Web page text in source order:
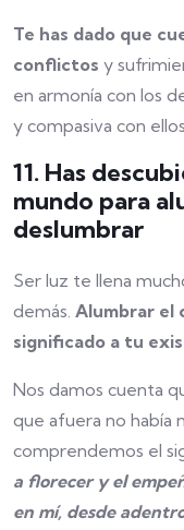
Te has dado que
conflictos y
en armonía con los
y compasiva con
11. Has
mundo para
deslumbrar
Ser luz te llena
demás. Alumbrar el
significado a tu
Nos damos cuenta
que afuera no había
comprendemos el
a florecer y el
en mí, desde